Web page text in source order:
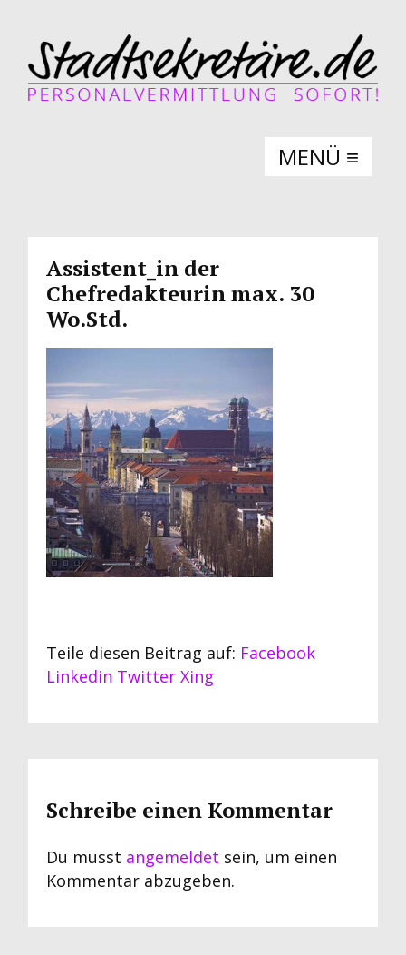
Assistent_in der
Chefredakteurin max. 30
Wo.Std.
Teile diesen Beitrag auf: Facebook
Linkedin TwitterXing
Schreibe einen Kommentar
Du musst angemeldet sein, um einen
Kommentar abzugeben.